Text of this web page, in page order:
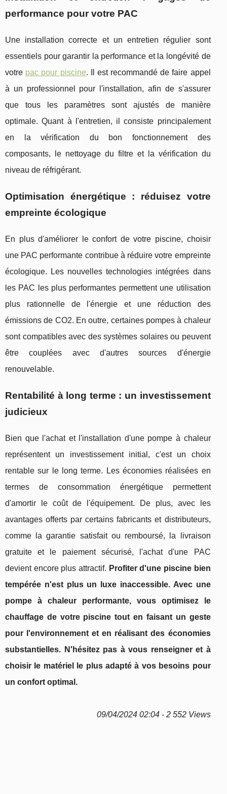
performance pour votre PAC
Une installation correcte et un entretien régulier sont
essentiels pour garantir la performance et la longévité de
votre pac pour piscine. Il est recommandé de faire appel
à un professionnel pour l'installation, afin de s'assurer
que tous les paramètres sont ajustés de manière
optimale. Quant à l'entretien, il consiste principalement
en la vérification du bon fonctionnement des
composants, le nettoyage du filtre et la vérification du
niveau de réfrigérant.
Optimisation énergétique : réduisez votre
empreinte écologique
En plus d'améliorer le confort de votre piscine, choisir
une PAC performante contribue à réduire votre empreinte
écologique. Les nouvelles technologies intégrées dans
les PAC les plus performantes permettent une utilisation
plus rationnelle de l'énergie et une réduction des
émissions de CO2. En outre, certaines pompes à chaleur
sont compatibles avec des systèmes solaires ou peuvent
être couplées avec d'autres sources d'énergie
renouvelable.
Rentabilité à long terme : un investissement
judicieux
Bien que l'achat et l'installation d'une pompe à chaleur
représentent un investissement initial, c'est un choix
rentable sur le long terme. Les économies réalisées en
termes de consommation énergétique permettent
d'amortir le coût de l'équipement. De plus, avec les
avantages offerts par certains fabricants et distributeurs,
comme la garantie satisfait ou remboursé, la livraison
gratuite et le paiement sécurisé, l'achat d'une PAC
devient encore plus attractif. Profiter d'une piscine bien
tempérée n'est plus un luxe inaccessible. Avec une
pompe à chaleur performante, vous optimisez le
chauffage de votre piscine tout en faisant un geste
pour l'environnement et en réalisant des économies
substantielles. N'hésitez pas à vous renseigner et à
choisir le matériel le plus adapté à vos besoins pour
un confort optimal.
09/04/2024 02:04 - 2 552 Views